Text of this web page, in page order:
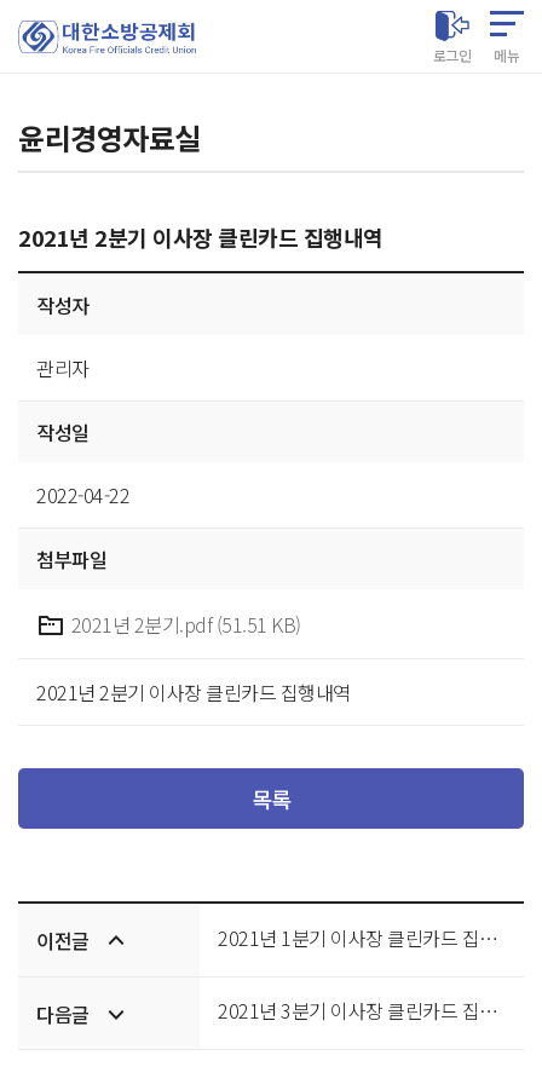
대한소방공제회
로그인 메뉴
윤리경영자료실
2021년 2분기 이사장 클린카드 집행내역
상세
작성자
관리자
작성일
2022-04-22
첨부파일
2021년 2분기.pdf (51.51 KB)
2021년 2분기 이사장 클린카드 집행내역
목록
다음글
이전글 2021년 1분기 이사장 클린카드 집행내역
다음글 2021년 3분기 이사장 클린카드 집행내역